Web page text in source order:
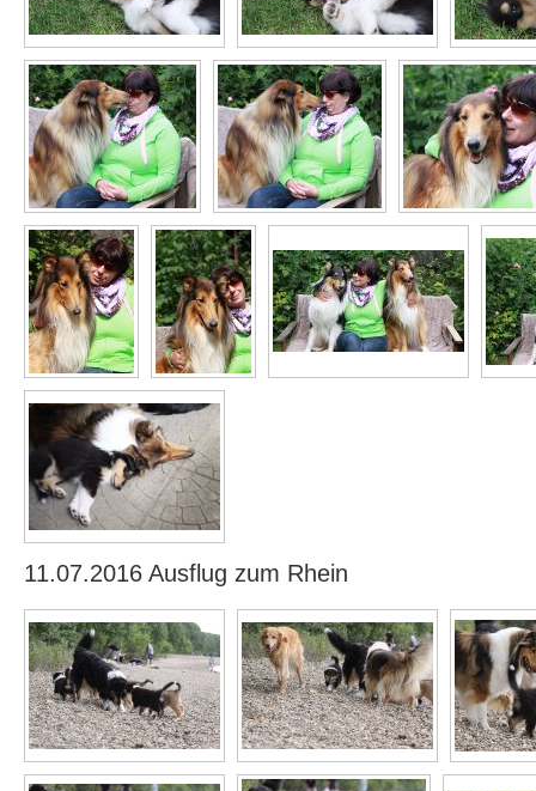
11.07.2016 Ausflug zum Rhein